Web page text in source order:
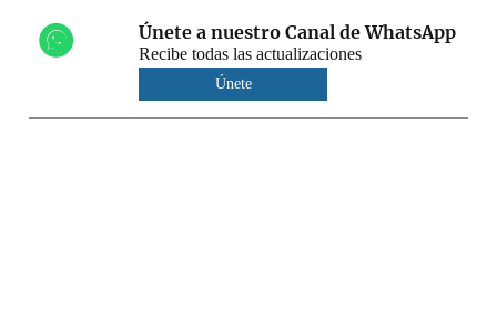
Únete a nuestro Canal de WhatsApp
Recibe todas las actualizaciones
Únete